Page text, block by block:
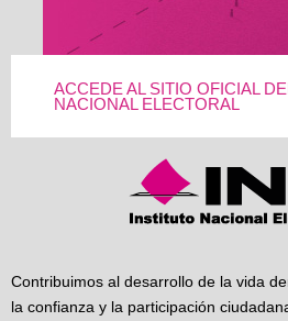
ACCEDE AL SITIO OFICIAL
NACIONAL ELECTORAL
Contribuimos al desarrollo de la vida
la confianza y la participación